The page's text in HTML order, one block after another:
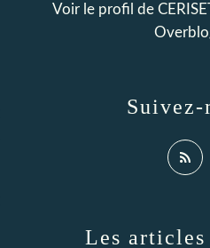
Les articles
Suivez-
Voir le profil de